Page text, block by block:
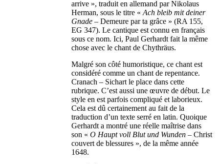
arrive », traduit en allemand par Nikolaus
Herman, sous le titre «Ach bleib mit deiner
Gnade – Demeure par ta grâce » (RA 155,
EG 347). Le cantique est connu en français
sous ce nom. Ici, Paul Gerhardt fait la même
chose avec le chant de Chythräus.
Malgré son côté humoristique, ce chant est
considéré comme un chant de repentance.
Cranach – Sichart le place dans cette
rubrique. C’est aussi une œuvre de début. Le
style en est parfois compliqué et laborieux.
Cela est dû certainement au fait de la
traduction d’un texte serré en latin. Quoique
Gerhardt a montré une réelle maîtrise dans
son «O Haupt voll Blut und Wunden – Christ
couvert de blessures », de la même année
1648.